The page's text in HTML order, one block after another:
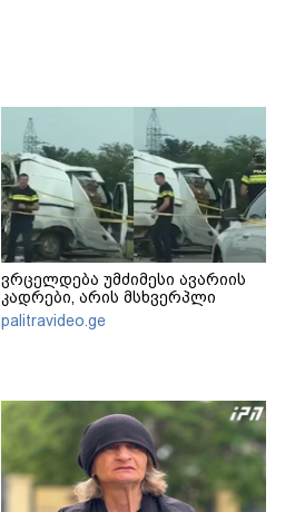
ვრცელდება უმძიმესი ავარიის
კადრები, არის მსხვერპლი
palitravideo.ge